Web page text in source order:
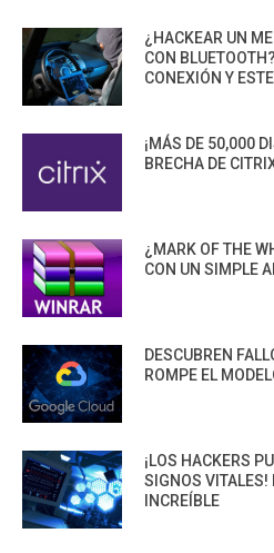
¿HACKEAR UN
CON
CONEXIÓN Y
¡MÁS DE 50,000
BRECHA DE
¿MARK OF THE
CON UN SIMPLE
DESCUBREN
ROMPE EL
¡LOS HACKERS
SIGNOS VITALES!
INCREÍBLE